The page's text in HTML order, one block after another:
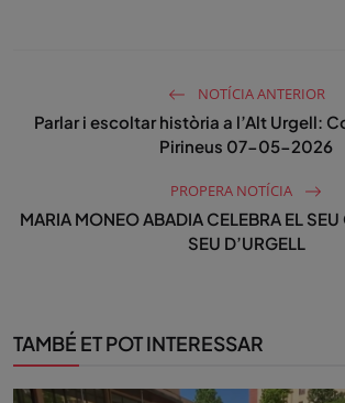
NOTÍCIA ANTERIOR
Parlar i escoltar història a l’Alt Urgell:
Pirineus 07-05-2026
PROPERA NOTÍCIA
MARIA MONEO ABADIA CELEBRA EL SEU
SEU D’URGELL
TAMBÉ ET POT INTERESSAR